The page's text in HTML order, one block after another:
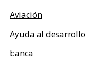
Aviación
Ayuda al desarrollo
banca